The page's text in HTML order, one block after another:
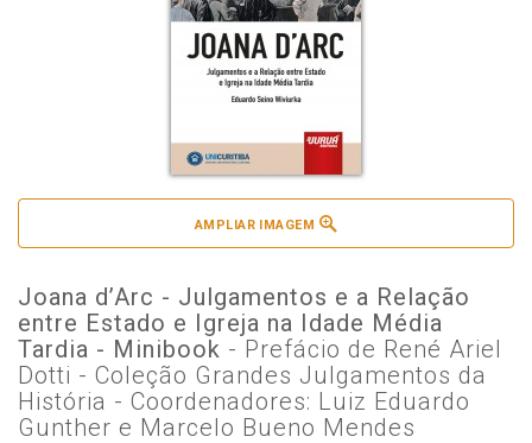
AMPLIAR IMAGEM
Joana d’Arc - Julgamentos e a Relação
entre Estado e Igreja na Idade Média
Tardia - Minibook - Prefácio de René Ariel
Dotti - Coleção Grandes Julgamentos da
História - Coordenadores: Luiz Eduardo
Gunther e Marcelo Bueno Mendes